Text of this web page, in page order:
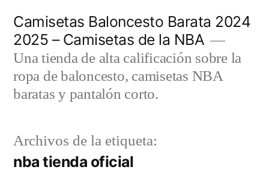
contenido
Camisetas Baloncesto Barata 2024
2025 – Camisetas de la NBA
Una tienda de alta calificación sobre la
ropa de baloncesto, camisetas NBA
baratas y pantalón corto.
Archivos de la etiqueta:
nba tienda oficial